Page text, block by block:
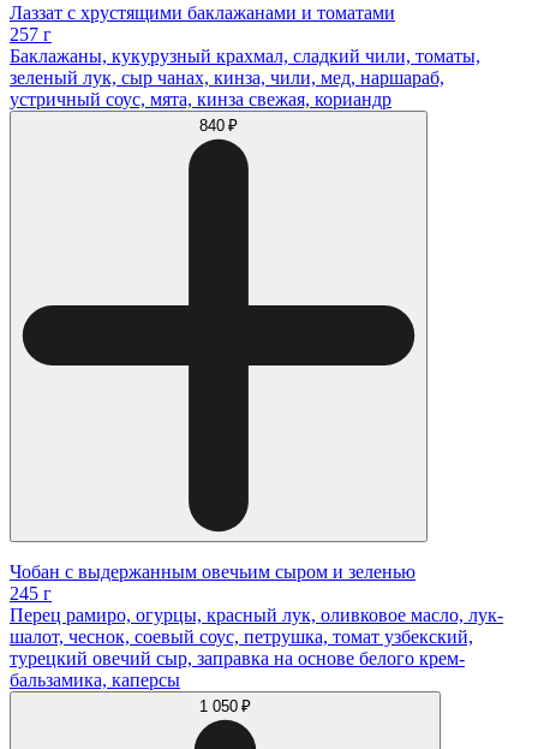
Лаззат с хрустящими баклажанами и томатами
257 г
Баклажаны, кукурузный крахмал, сладкий чили, томаты,
зеленый лук, сыр чанах, кинза, чили, мед, наршараб,
устричный соус, мята, кинза свежая, кориандр
840 ₽
Чобан с выдержанным овечьим сыром и зеленью
245 г
Перец рамиро, огурцы, красный лук, оливковое масло, лук-
шалот, чеснок, соевый соус, петрушка, томат узбекский,
турецкий овечий сыр, заправка на основе белого крем-
бальзамика, каперсы
1 050 ₽